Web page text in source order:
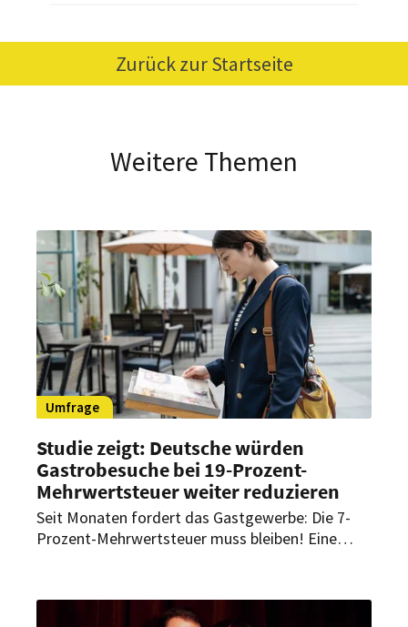
Zurück zur Startseite
Weitere Themen
Umfrage
Studie zeigt: Deutsche würden
Gastrobesuche bei 19-Prozent-
Mehrwertsteuer weiter reduzieren
Seit Monaten fordert das Gastgewerbe: Die 7-
Prozent-Mehrwertsteuer muss bleiben! Eine
noch einmal, wie wichtig das Beibehalten der
reduzierten Mehrwertsteuer ist.